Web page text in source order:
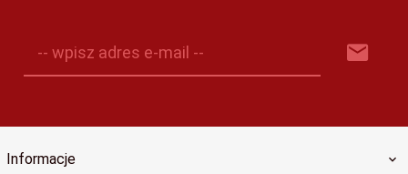
-- wpisz adres e-mail --
Informacje